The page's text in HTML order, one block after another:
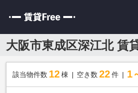
大阪市東成区深江北 賃
該当物件数 12棟 空き数 22 件 1